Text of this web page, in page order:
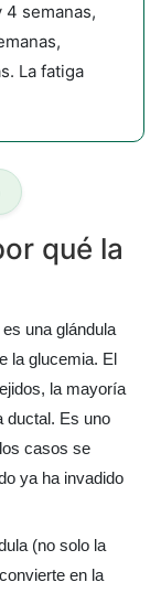
semanas,
La fatiga
qué la
una glándula
la glucemia. El
la mayoría
ductal. Es uno
casos se
ya ha invadido
(no solo la
en la